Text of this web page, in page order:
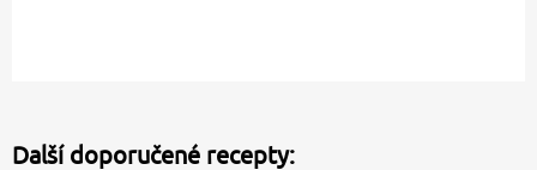
Další doporučené recepty: